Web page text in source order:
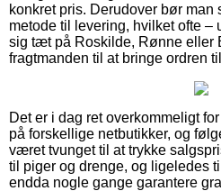
konkret pris. Derudover bør
metode til levering, hvilket ofte
sig tæt på Roskilde, Rønne eller
fragtmanden til at bringe ordren
Det er i dag ret overkommeligt
på forskellige netbutikker, og
været tvunget til at trykke
til piger og drenge, og ligeledes
endda nogle gange garantere